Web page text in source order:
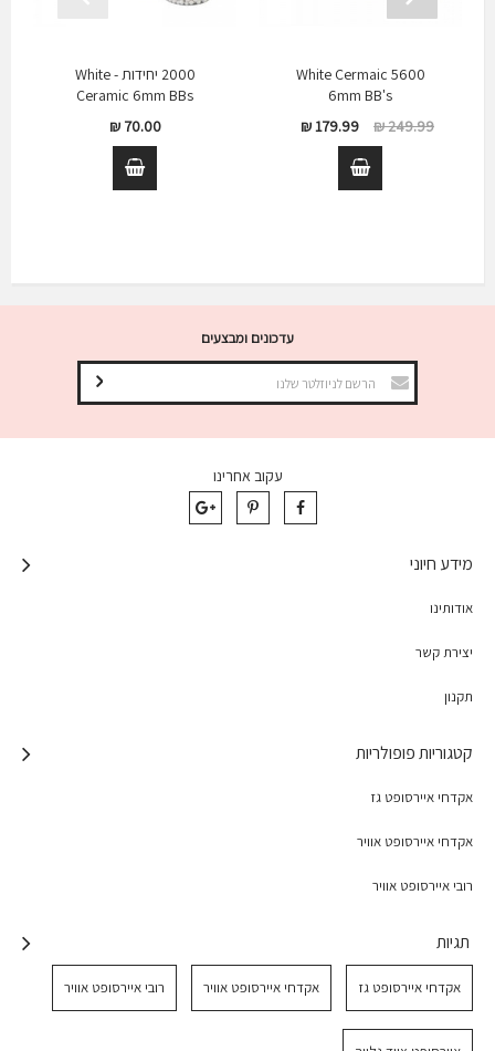
White Cermaic 5600
6mm BB's
249.99 ₪
179.99 ₪
2000 יחידות - White
Ceramic 6mm BBs
70.00 ₪
עדכונים ומבצעים
עקוב אחרינו
מידע חיוני
אודותינו
יצירת קשר
תקנון
קטגוריות פופולריות
אקדחי איירסופט גז
אקדחי איירסופט אוויר
רובי איירסופט אוויר
תגיות
אקדחי איירסופט גז אקדחי איירסופט אוויר רובי איירסופט אוויר